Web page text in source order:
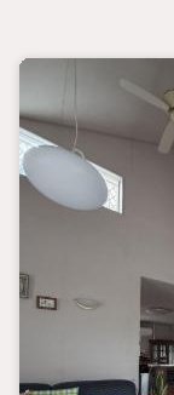
ろん可能でござ
スタッフにお家
新築一戸建て・
お客様のご要望